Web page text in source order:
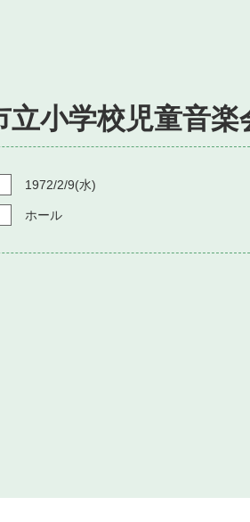
立小学校児童音楽
1972/2/9(水)
ホール